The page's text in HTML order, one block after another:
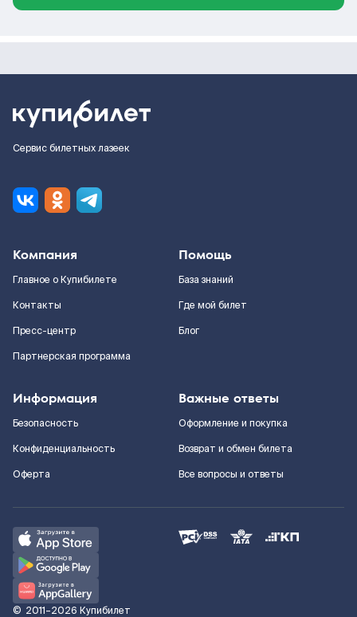
Сервис билетных лазеек
Компания
Главное о Купибилете
Контакты
Пресс-центр
Партнерская программа
Помощь
База знаний
Где мой билет
Блог
Информация
Безопасность
Конфиденциальность
Оферта
Важные ответы
Оформление и покупка
Возврат и обмен билета
Все вопросы и ответы
© 2011–2026 Купибилет